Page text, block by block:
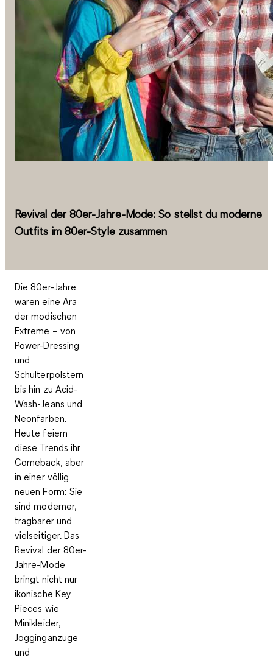
Revival der 80er-Jahre-Mode: So stellst du moderne
Outfits im 80er-Style zusammen
Die 80er-Jahre
waren eine Ära
der modischen
Extreme – von
Power-Dressing
und
Schulterpolstern
bis hin zu Acid-
Wash-Jeans und
Neonfarben.
Heute feiern
diese Trends ihr
Comeback, aber
in einer völlig
neuen Form: Sie
sind moderner,
tragbarer und
vielseitiger. Das
Revival der 80er-
Jahre-Mode
bringt nicht nur
ikonische Key
Pieces wie
Minikleider,
Jogginganzüge
und